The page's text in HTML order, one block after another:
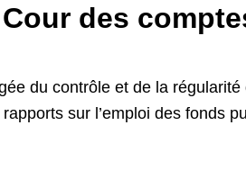
Cour des
du contrôle et de la
sur l’emploi des fonds